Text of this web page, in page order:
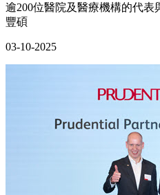
逾200位醫院及醫療機構的代
豐碩
03-10-2025